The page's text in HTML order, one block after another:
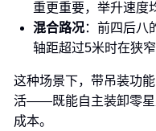
重更重要，举升速度
混合路况：前四后八
轴距超过5米时在狭
这种场景下，带吊装功
活——既能自主装卸零星
成本。